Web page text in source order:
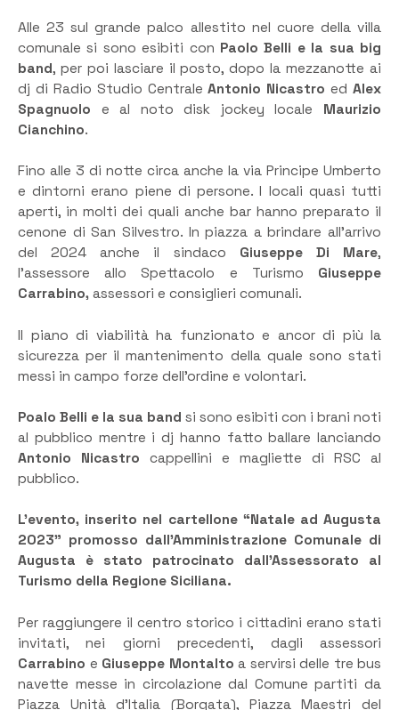
Alle 23 sul grande palco allestito nel cuore della villa
comunale si sono esibiti con Paolo Belli e la sua big
band, per poi lasciare il posto, dopo la mezzanotte ai
dj di Radio Studio CentraleAntonio Nicastro ed Alex
Spagnuolo e al noto disk jockey locale Maurizio
Cianchino.
Fino alle 3 di notte circa anche la via Principe Umberto
e dintorni erano piene di persone. I locali quasi tutti
aperti, in molti dei quali anche bar hanno preparato il
cenone di San Silvestro. In piazza a brindare all’arrivo
del 2024 anche il sindaco Giuseppe Di Mare,
l’assessore allo Spettacolo e Turismo Giuseppe
Carrabino, assessori e consiglieri comunali.
Il piano di viabilità ha funzionato e ancor di più la
sicurezza per il mantenimento della quale sono stati
messi in campo forze dell’ordine e volontari.
Poalo Belli e la sua band si sono esibiti con i brani noti
al pubblico mentre i dj hanno fatto ballare lanciando
Antonio Nicastro cappellini e magliette di RSC al
pubblico.
L’evento, inserito nel cartellone “Natale ad Augusta
2023” promosso dall’Amministrazione Comunale di
Augusta è stato patrocinato dall’Assessorato al
Turismo della Regione Siciliana.
Per raggiungere il centro storico i cittadini erano stati
invitati, nei giorni precedenti, dagli assessori
Carrabino e Giuseppe Montalto a servirsi delle tre bus
navette messe in circolazione dal Comune partiti da
Piazza Unità d’Italia (Borgata), Piazza Maestri del